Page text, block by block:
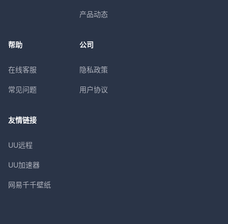
产品动态
帮助
在线客服
常见问题
公司
隐私政策
用户协议
友情链接
UU远程
UU加速器
网易千千壁纸